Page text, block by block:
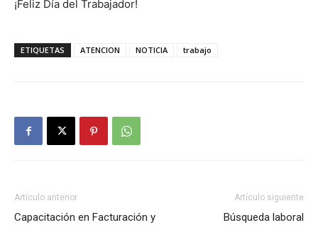
¡Feliz Día del Trabajador!
ETIQUETAS ATENCION NOTICIA trabajo
Artículo anterior
Capacitación en Facturación y
Artículo siguiente
Búsqueda laboral